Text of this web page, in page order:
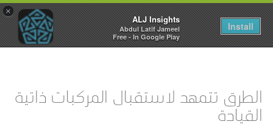
×
ALJ Insights
Abdul Latif Jameel
Free - In Google Play
Install
Toggle
navigation
الطرق تتمهد لاستقبال المركبات ذاتية
القيادة